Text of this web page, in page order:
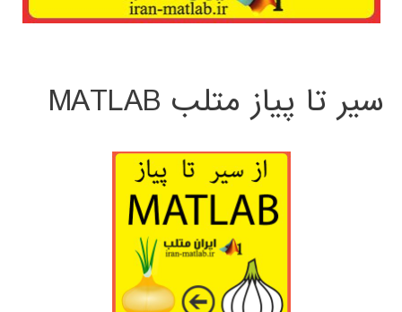
سیر تا پیاز متلب MATLAB